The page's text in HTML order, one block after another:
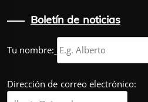
Boletín de noticias
Tu nombre:
Dirección de correo electrónico: